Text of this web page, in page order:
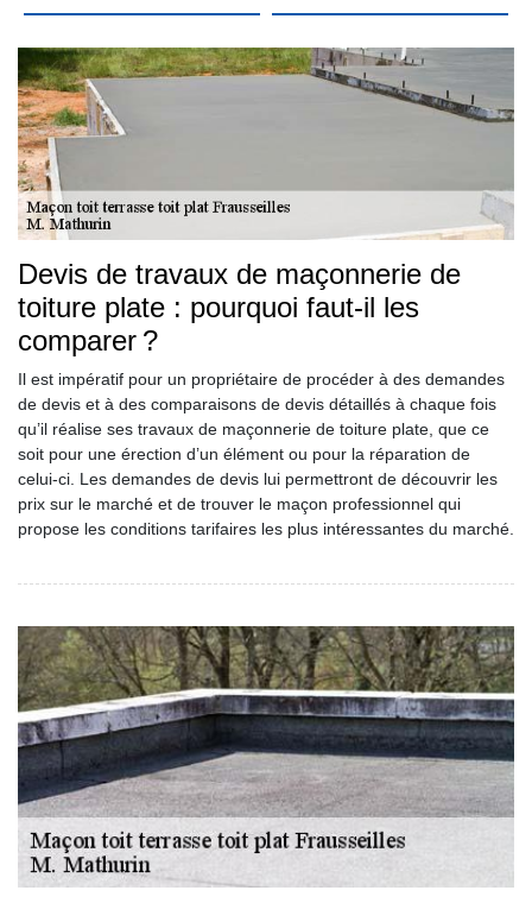
Devis de travaux de maçonnerie de
toiture plate : pourquoi faut-il les
comparer ?
Il est impératif pour un propriétaire de procéder à des demandes
de devis et à des comparaisons de devis détaillés à chaque fois
qu’il réalise ses travaux de maçonnerie de toiture plate, que ce
soit pour une érection d’un élément ou pour la réparation de
celui-ci. Les demandes de devis lui permettront de découvrir les
prix sur le marché et de trouver le maçon professionnel qui
propose les conditions tarifaires les plus intéressantes du marché.